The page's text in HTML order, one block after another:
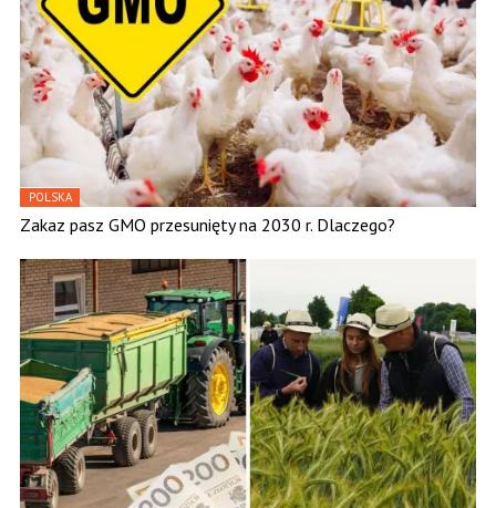
POLSKA
Zakaz pasz GMO przesunięty na 2030 r. Dlaczego?